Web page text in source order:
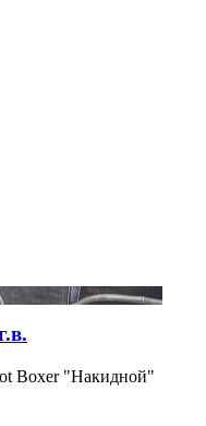
Boxer "Накидной"